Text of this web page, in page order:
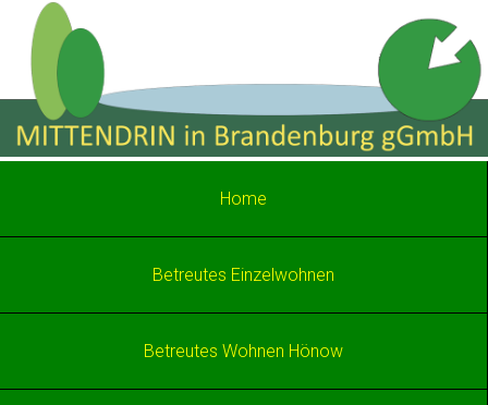
Home
Betreutes Einzelwohnen
Betreutes Wohnen Hönow